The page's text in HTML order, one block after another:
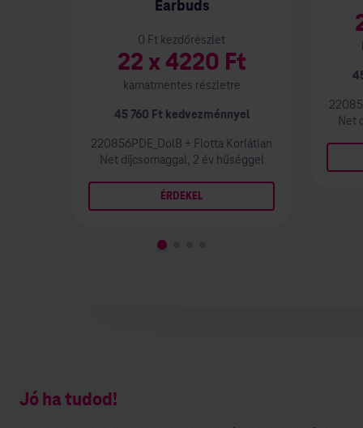
Earbuds
0 Ft kezdőrészlet
22 x 4220 Ft
kamatmentes részletre
45 760 Ft kedvezménnyel
220856PDE_DolB + Flotta Korlátlan
Netdíjcsomaggal, 2 év hűséggel
ÉRDEKEL
Net
Jó ha tudod!